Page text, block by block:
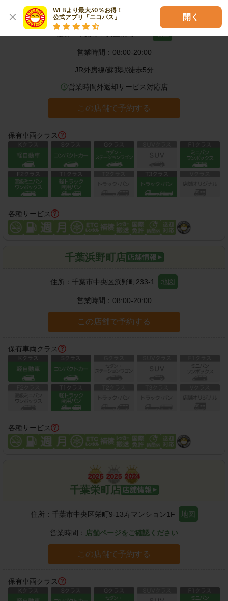
WEBより最大30％お得！
公式アプリ「ニコパス」
開く
YH千葉南店
営業時間： 08:00-20:00
JR外房線/蘇我駅徒歩5分
営業時間外返却サービス対応店
この店舗で予約する
保有車両クラス
各種サービス
千葉浜野町店
住所： 千葉市中央区浜野町233-1 地図
営業時間： 08:00-20:00
この店舗で予約する
保有車両クラス
各種サービス
千葉栄町店
住所： 千葉市中央区栄町9-13寿マンション1F 地図
営業時間： 店舗ページをご確認ください
この店舗で予約する
保有車両クラス